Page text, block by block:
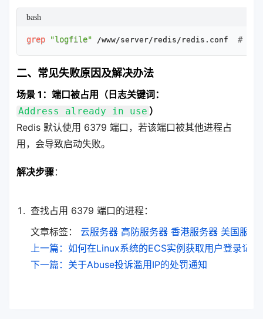
bash
grep "logfile" /www/server/redis/redis.conf # 查
二、常见失败原因及解决办法
场景 1：端口被占用（日志关键词：
Address already in use ）
Redis 默认使用 6379 端口，若该端口被其他进程占
用，会导致启动失败。
解决步骤：
查找占用 6379 端口的进程：
文章标签：
云服务器 高防服务器 香港服务器 美国服务
上一篇：如何在Linux系统的ECS实例获取用户登录记录
下一篇：关于Abuse投诉滥用IP的处罚通知